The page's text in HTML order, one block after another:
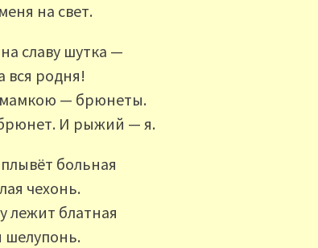
на свет.
славу шутка —
вся родня!
мамкою — брюнеты.
И рыжий — я.
больная
чехонь.
лежит блатная
шелупонь.